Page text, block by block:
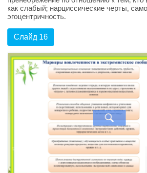
как слабый; нарциссические черты,
эгоцентричность.
Слайд 16